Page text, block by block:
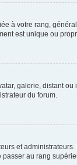
à votre rang,
est unique ou
galerie, distant ou
du forum.
et
au rang